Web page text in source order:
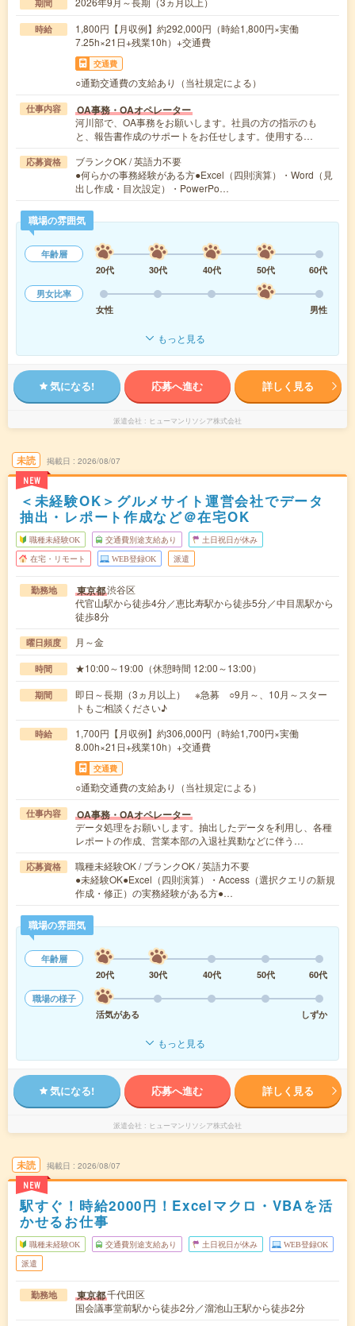
期間
時給
1,800円【月収例】約292,000円（時給1,800円×実働
7.25h×21日+残業10h）+交通費
交通費
○通勤交通費の支給あり（当社規定による）
仕事内容 OA事務・OAオペレーター
河川部で、OA事務をお願いします。社員の方の指示のも
と、報告書作成のサポートをお任せします。使用する…
応募資格
ブランクOK / 英語力不要
●何らかの事務経験がある方●Excel（四則演算）・Word（見
出し作成・目次設定）・PowerPo…
職場の雰囲気
年齢層
20代
30代 40代 50代
60代
男女比率
女性
男性
もっと見る
気になる! 応募へ進む 詳しく見る
派遣会社 ヒューマンリソシア株式会社
未読
NEW
掲載日 2026/08/07
＜未経験OK＞グルメサイト運営会社でデータ
抽出・レポート作成など＠在宅OK
職種未経験OK 交通費別途支給あり 土日祝日が休み
在宅・リモート WEB登録OK 派遣
勤務地 東京都渋谷区
代官山駅から徒歩4分／恵比寿駅から徒歩5分／中目黒駅から
徒歩8分
曜日頻度 月～金
時間 ★10:00～19:00（休憩時間 12:00～13:00）
期間
即日～長期（3ヵ月以上） ※急募 ○9月～、10月～スター
トもご相談ください♪
時給
1,700円【月収例】約306,000円（時給1,700円×実働
8.00h×21日+残業10h）+交通費
交通費
○通勤交通費の支給あり（当社規定による）
仕事内容 OA事務・OAオペレーター
データ処理をお願いします。抽出したデータを利用し、各種
レポートの作成、営業本部の入退社異動などに伴う…
応募資格
職種未経験OK / ブランクOK / 英語力不要
●未経験OK●Excel（四則演算）・Access（選択クエリの新規
作成・修正）の実務経験がある方●…
職場の雰囲気
年齢層
20代
30代 40代 50代
60代
職場の様子
活気がある
しずか
もっと見る
気になる! 応募へ進む 詳しく見る
派遣会社 ヒューマンリソシア株式会社
未読
NEW
掲載日 2026/08/07
駅すぐ！時給2000円！Excelマクロ・VBAを活
かせるお仕事
職種未経験OK 交通費別途支給あり 土日祝日が休み WEB登録OK
派遣
勤務地 東京都千代田区
国会議事堂前駅から徒歩2分／溜池山王駅から徒歩2分